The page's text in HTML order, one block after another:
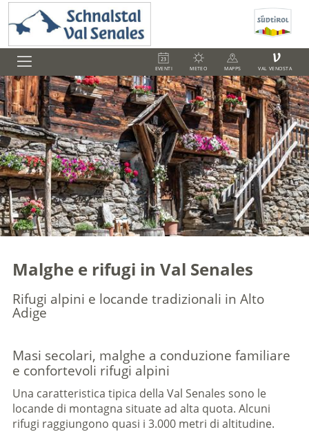
EVENTI METEO MAPPS
V
VAL VENOSTA
Malghe e rifugi in Val Senales
Rifugi alpini e locande tradizionali in Alto
Adige
Masi secolari, malghe a conduzione familiare
e confortevoli rifugi alpini
Una caratteristica tipica della Val Senales sono le
locande di montagna situate ad alta quota. Alcuni
rifugi raggiungono quasi i 3.000 metri di altitudine.